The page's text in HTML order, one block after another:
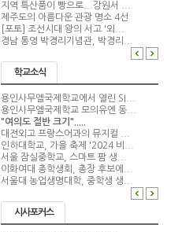
지역 특산품이 빵으로...강원서 ...
제주도의 아름다운 관광 명소 4선
[포토] 조선시대 왕의 서고 '외...
경남 통영 박경리기념관, 박경리...
학교소식
용인사무엘국제학교에서 열린 SI...
용인사무엘국제학교 모의유엔 동...
"여의도 절반 크기".....
대전외고 프랑스어과의 뮤지컬 ...
인하대학교, 가을 축제 '2024 비...
서울 잠실중학교, 스마트 팜 생...
이화여대 총학생회, 총장 후보에...
서울대 농업생명대학, 중학생 생...
시사포커스